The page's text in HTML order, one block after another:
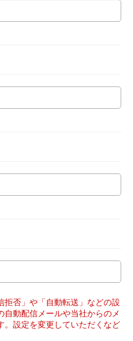
拒否」や「自動転送」などの設
自動配信メールや当社からのメ
。設定を変更していただくなど